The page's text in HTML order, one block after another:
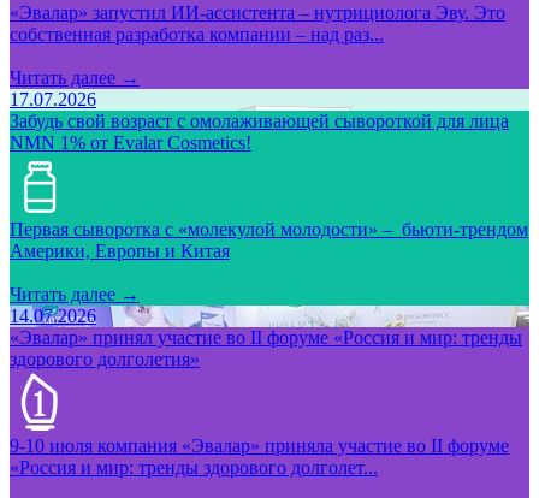
«Эвалар» запустил ИИ-ассистента – нутрициолога Эву. Это
собственная разработка компании – над раз...
Читать далее →
17.07.2026
Забудь свой возраст с омолаживающей сывороткой для лица
NMN 1% от Evalar Cosmetics!
Первая сыворотка с «молекулой молодости» – бьюти-трендом
Америки, Европы и Китая
Читать далее →
14.07.2026
«Эвалар» принял участие во II форуме «Россия и мир: тренды
здорового долголетия»
9-10 июля компания «Эвалар» приняла участие во II форуме
«Россия и мир: тренды здорового долголет...